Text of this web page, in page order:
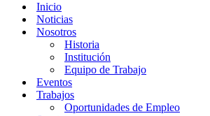
Inicio
Noticias
Nosotros
Historia
Institución
Equipo de Trabajo
Eventos
Trabajos
Oportunidades de Empleo